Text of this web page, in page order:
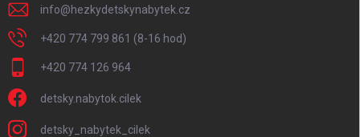
info@hezkydetskynabytek.cz
+420 774 799 861 (8-16 hod)
+420 774 126 964
detsky.nabytok.cilek
detsky_nabytek_cilek